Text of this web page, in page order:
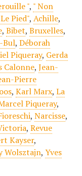
", " Non
Pied", Achille,
, Bibet, Bruxelles,
Bul, Déborah
Piqueray, Gerda
Calonne, Jean-
Pierre
, Karl Marx, La
Piqueray,
, Narcisse,
, Revue
Kayser,
Wolsztajn, Yves